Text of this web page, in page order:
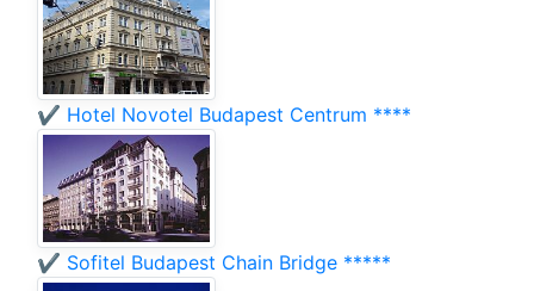
✔️ Hotel Novotel Budapest Centrum ****
✔️ Sofitel Budapest Chain Bridge *****